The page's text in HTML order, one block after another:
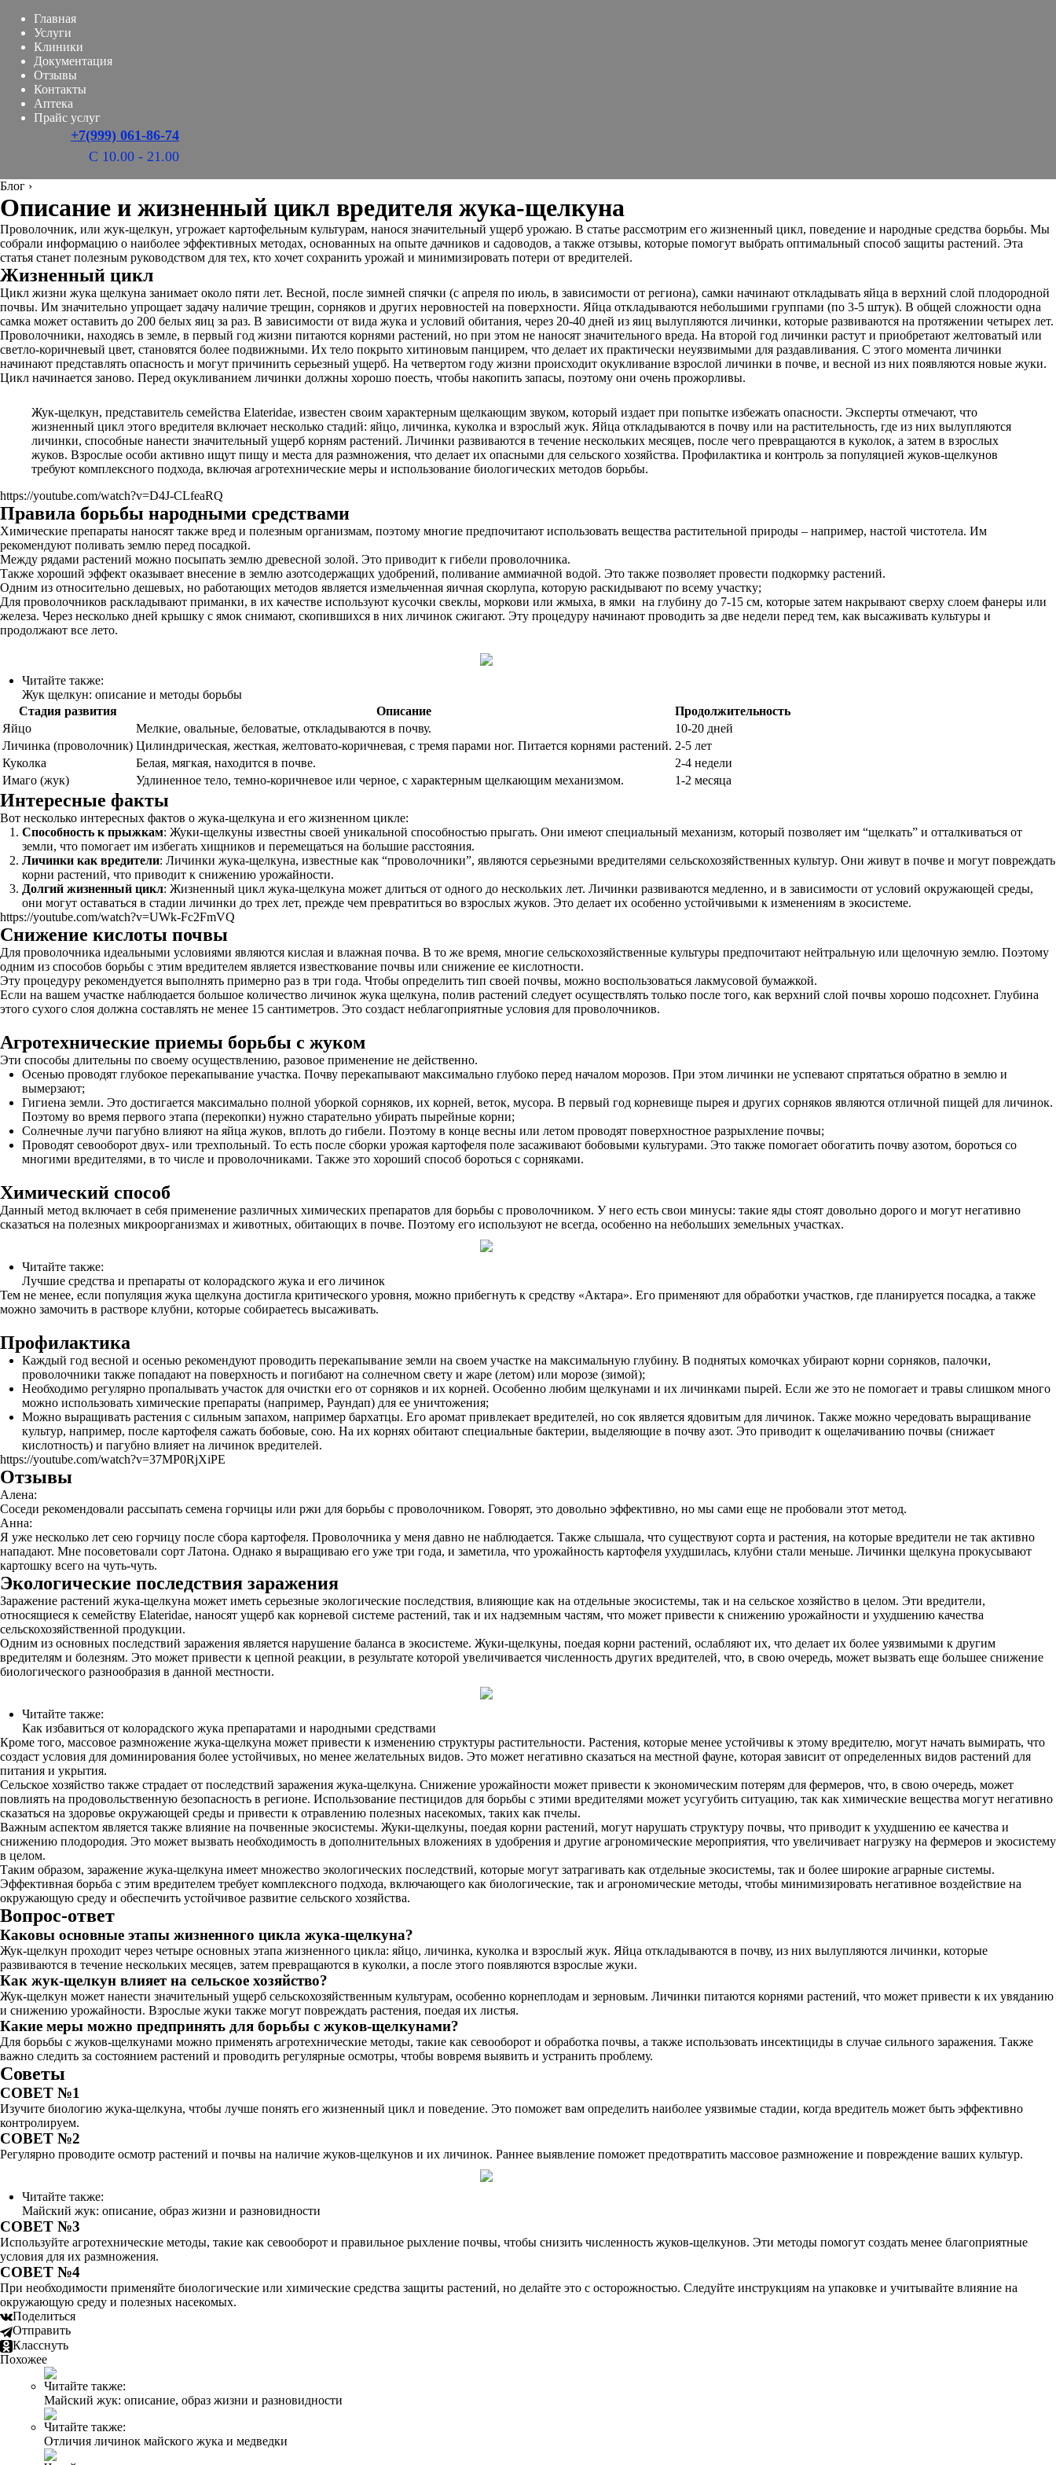
Главная
Услуги
Клиники
Документация
Отзывы
Контакты
Аптека
Прайс услуг
+7(999) 061-86-74
С 10.00 - 21.00
Блог ›
Описание и жизненный цикл вредителя жука-щелкуна
Проволочник, или жук-щелкун, угрожает картофельным культурам, нанося значительный ущерб урожаю. В статье рассмотрим его жизненный цикл, поведение и народные средства борьбы. Мы
собрали информацию о наиболее эффективных методах, основанных на опыте дачников и садоводов, а также отзывы, которые помогут выбрать оптимальный способ защиты растений. Эта
статья станет полезным руководством для тех, кто хочет сохранить урожай и минимизировать потери от вредителей.
Жизненный цикл
Цикл жизни жука щелкуна занимает около пяти лет. Весной, после зимней спячки (с апреля по июль, в зависимости от региона), самки начинают откладывать яйца в верхний слой плодородной
почвы. Им значительно упрощает задачу наличие трещин, сорняков и других неровностей на поверхности. Яйца откладываются небольшими группами (по 3-5 штук). В общей сложности одна
самка может оставить до 200 белых яиц за раз. В зависимости от вида жука и условий обитания, через 20-40 дней из яиц вылупляются личинки, которые развиваются на протяжении четырех лет.
Проволочники, находясь в земле, в первый год жизни питаются корнями растений, но при этом не наносят значительного вреда. На второй год личинки растут и приобретают желтоватый или
светло-коричневый цвет, становятся более подвижными. Их тело покрыто хитиновым панцирем, что делает их практически неуязвимыми для раздавливания. С этого момента личинки
начинают представлять опасность и могут причинить серьезный ущерб. На четвертом году жизни происходит окукливание взрослой личинки в почве, и весной из них появляются новые жуки.
Цикл начинается заново. Перед окукливанием личинки должны хорошо поесть, чтобы накопить запасы, поэтому они очень прожорливы.
Жук-щелкун, представитель семейства Elateridae, известен своим характерным щелкающим звуком, который издает при попытке избежать опасности. Эксперты отмечают, что
жизненный цикл этого вредителя включает несколько стадий: яйцо, личинка, куколка и взрослый жук. Яйца откладываются в почву или на растительность, где из них вылупляются
личинки, способные нанести значительный ущерб корням растений. Личинки развиваются в течение нескольких месяцев, после чего превращаются в куколок, а затем в взрослых
жуков. Взрослые особи активно ищут пищу и места для размножения, что делает их опасными для сельского хозяйства. Профилактика и контроль за популяцией жуков-щелкунов
требуют комплексного подхода, включая агротехнические меры и использование биологических методов борьбы.
https://youtube.com/watch?v=D4J-CLfeaRQ
Правила борьбы народными средствами
Химические препараты наносят также вред и полезным организмам, поэтому многие предпочитают использовать вещества растительной природы – например, настой чистотела. Им
рекомендуют поливать землю перед посадкой.
Между рядами растений можно посыпать землю древесной золой. Это приводит к гибели проволочника.
Также хороший эффект оказывает внесение в землю азотсодержащих удобрений, поливание аммиачной водой. Это также позволяет провести подкормку растений.
Одним из относительно дешевых, но работающих методов является измельченная яичная скорлупа, которую раскидывают по всему участку;
Для проволочников раскладывают приманки, в их качестве используют кусочки свеклы, моркови или жмыха, в ямки на глубину до 7-15 см, которые затем накрывают сверху слоем фанеры или
железа. Через несколько дней крышку с ямок снимают, скопившихся в них личинок сжигают. Эту процедуру начинают проводить за две недели перед тем, как высаживать культуры и
продолжают все лето.
Читайте также:
Жук щелкун: описание и методы борьбы
Стадия развития
Описание
Продолжительность
Яйцо
Мелкие, овальные, беловатые, откладываются в почву.
10-20 дней
Личинка (проволочник) Цилиндрическая, жесткая, желтовато-коричневая, с тремя парами ног. Питается корнями растений. 2-5 лет
Куколка
Белая, мягкая, находится в почве.
2-4 недели
Имаго (жук)
Удлиненное тело, темно-коричневое или черное, с характерным щелкающим механизмом. 1-2 месяца
Интересные факты
Вот несколько интересных фактов о жука-щелкуна и его жизненном цикле:
Способность к прыжкам: Жуки-щелкуны известны своей уникальной способностью прыгать. Они имеют специальный механизм, который позволяет им “щелкать” и отталкиваться от
земли, что помогает им избегать хищников и перемещаться на большие расстояния.
Личинки как вредители: Личинки жука-щелкуна, известные как “проволочники”, являются серьезными вредителями сельскохозяйственных культур. Они живут в почве и могут повреждать
корни растений, что приводит к снижению урожайности.
Долгий жизненный цикл: Жизненный цикл жука-щелкуна может длиться от одного до нескольких лет. Личинки развиваются медленно, и в зависимости от условий окружающей среды,
они могут оставаться в стадии личинки до трех лет, прежде чем превратиться во взрослых жуков. Это делает их особенно устойчивыми к изменениям в экосистеме.
https://youtube.com/watch?v=UWk-Fc2FmVQ
Снижение кислоты почвы
Для проволочника идеальными условиями являются кислая и влажная почва. В то же время, многие сельскохозяйственные культуры предпочитают нейтральную или щелочную землю. Поэтому
одним из способов борьбы с этим вредителем является известкование почвы или снижение ее кислотности.
Эту процедуру рекомендуется выполнять примерно раз в три года. Чтобы определить тип своей почвы, можно воспользоваться лакмусовой бумажкой.
Если на вашем участке наблюдается большое количество личинок жука щелкуна, полив растений следует осуществлять только после того, как верхний слой почвы хорошо подсохнет. Глубина
этого сухого слоя должна составлять не менее 15 сантиметров. Это создаст неблагоприятные условия для проволочников.
Агротехнические приемы борьбы с жуком
Эти способы длительны по своему осуществлению, разовое применение не действенно.
Осенью проводят глубокое перекапывание участка. Почву перекапывают максимально глубоко перед началом морозов. При этом личинки не успевают спрятаться обратно в землю и
вымерзают;
Гигиена земли. Это достигается максимально полной уборкой сорняков, их корней, веток, мусора. В первый год корневище пырея и других сорняков являются отличной пищей для личинок.
Поэтому во время первого этапа (перекопки) нужно старательно убирать пырейные корни;
Солнечные лучи пагубно влияют на яйца жуков, вплоть до гибели. Поэтому в конце весны или летом проводят поверхностное разрыхление почвы;
Проводят севооборот двух- или трехпольный. То есть после сборки урожая картофеля поле засаживают бобовыми культурами. Это также помогает обогатить почву азотом, бороться со
многими вредителями, в то числе и проволочниками. Также это хороший способ бороться с сорняками.
Химический способ
Данный метод включает в себя применение различных химических препаратов для борьбы с проволочником. У него есть свои минусы: такие яды стоят довольно дорого и могут негативно
сказаться на полезных микроорганизмах и животных, обитающих в почве. Поэтому его используют не всегда, особенно на небольших земельных участках.
Читайте также:
Лучшие средства и препараты от колорадского жука и его личинок
Тем не менее, если популяция жука щелкуна достигла критического уровня, можно прибегнуть к средству «Актара». Его применяют для обработки участков, где планируется посадка, а также
можно замочить в растворе клубни, которые собираетесь высаживать.
Профилактика
Каждый год весной и осенью рекомендуют проводить перекапывание земли на своем участке на максимальную глубину. В поднятых комочках убирают корни сорняков, палочки,
проволочники также попадают на поверхность и погибают на солнечном свету и жаре (летом) или морозе (зимой);
Необходимо регулярно пропалывать участок для очистки его от сорняков и их корней. Особенно любим щелкунами и их личинками пырей. Если же это не помогает и травы слишком много
можно использовать химические препараты (например, Раундап) для ее уничтожения;
Можно выращивать растения с сильным запахом, например бархатцы. Его аромат привлекает вредителей, но сок является ядовитым для личинок. Также можно чередовать выращивание
культур, например, после картофеля сажать бобовые, сою. На их корнях обитают специальные бактерии, выделяющие в почву азот. Это приводит к ощелачиванию почвы (снижает
кислотность) и пагубно влияет на личинок вредителей.
https://youtube.com/watch?v=37MP0RjXiPE
Отзывы
Алена:
Соседи рекомендовали рассыпать семена горчицы или ржи для борьбы с проволочником. Говорят, это довольно эффективно, но мы сами еще не пробовали этот метод.
Анна:
Я уже несколько лет сею горчицу после сбора картофеля. Проволочника у меня давно не наблюдается. Также слышала, что существуют сорта и растения, на которые вредители не так активно
нападают. Мне посоветовали сорт Латона. Однако я выращиваю его уже три года, и заметила, что урожайность картофеля ухудшилась, клубни стали меньше. Личинки щелкуна прокусывают
картошку всего на чуть-чуть.
Экологические последствия заражения
Заражение растений жука-щелкуна может иметь серьезные экологические последствия, влияющие как на отдельные экосистемы, так и на сельское хозяйство в целом. Эти вредители,
относящиеся к семейству Elateridae, наносят ущерб как корневой системе растений, так и их надземным частям, что может привести к снижению урожайности и ухудшению качества
сельскохозяйственной продукции.
Одним из основных последствий заражения является нарушение баланса в экосистеме. Жуки-щелкуны, поедая корни растений, ослабляют их, что делает их более уязвимыми к другим
вредителям и болезням. Это может привести к цепной реакции, в результате которой увеличивается численность других вредителей, что, в свою очередь, может вызвать еще большее снижение
биологического разнообразия в данной местности.
Читайте также:
Как избавиться от колорадского жука препаратами и народными средствами
Кроме того, массовое размножение жука-щелкуна может привести к изменению структуры растительности. Растения, которые менее устойчивы к этому вредителю, могут начать вымирать, что
создаст условия для доминирования более устойчивых, но менее желательных видов. Это может негативно сказаться на местной фауне, которая зависит от определенных видов растений для
питания и укрытия.
Сельское хозяйство также страдает от последствий заражения жука-щелкуна. Снижение урожайности может привести к экономическим потерям для фермеров, что, в свою очередь, может
повлиять на продовольственную безопасность в регионе. Использование пестицидов для борьбы с этими вредителями может усугубить ситуацию, так как химические вещества могут негативно
сказаться на здоровье окружающей среды и привести к отравлению полезных насекомых, таких как пчелы.
Важным аспектом является также влияние на почвенные экосистемы. Жуки-щелкуны, поедая корни растений, могут нарушать структуру почвы, что приводит к ухудшению ее качества и
снижению плодородия. Это может вызвать необходимость в дополнительных вложениях в удобрения и другие агрономические мероприятия, что увеличивает нагрузку на фермеров и экосистему
в целом.
Таким образом, заражение жука-щелкуна имеет множество экологических последствий, которые могут затрагивать как отдельные экосистемы, так и более широкие аграрные системы.
Эффективная борьба с этим вредителем требует комплексного подхода, включающего как биологические, так и агрономические методы, чтобы минимизировать негативное воздействие на
окружающую среду и обеспечить устойчивое развитие сельского хозяйства.
Вопрос-ответ
Каковы основные этапы жизненного цикла жука-щелкуна?
Жук-щелкун проходит через четыре основных этапа жизненного цикла: яйцо, личинка, куколка и взрослый жук. Яйца откладываются в почву, из них вылупляются личинки, которые
развиваются в течение нескольких месяцев, затем превращаются в куколки, а после этого появляются взрослые жуки.
Как жук-щелкун влияет на сельское хозяйство?
Жук-щелкун может нанести значительный ущерб сельскохозяйственным культурам, особенно корнеплодам и зерновым. Личинки питаются корнями растений, что может привести к их увяданию
и снижению урожайности. Взрослые жуки также могут повреждать растения, поедая их листья.
Какие меры можно предпринять для борьбы с жуков-щелкунами?
Для борьбы с жуков-щелкунами можно применять агротехнические методы, такие как севооборот и обработка почвы, а также использовать инсектициды в случае сильного заражения. Также
важно следить за состоянием растений и проводить регулярные осмотры, чтобы вовремя выявить и устранить проблему.
Советы
СОВЕТ №1
Изучите биологию жука-щелкуна, чтобы лучше понять его жизненный цикл и поведение. Это поможет вам определить наиболее уязвимые стадии, когда вредитель может быть эффективно
контролируем.
СОВЕТ №2
Регулярно проводите осмотр растений и почвы на наличие жуков-щелкунов и их личинок. Раннее выявление поможет предотвратить массовое размножение и повреждение ваших культур.
Читайте также:
Майский жук: описание, образ жизни и разновидности
СОВЕТ №3
Используйте агротехнические методы, такие как севооборот и правильное рыхление почвы, чтобы снизить численность жуков-щелкунов. Эти методы помогут создать менее благоприятные
условия для их размножения.
СОВЕТ №4
При необходимости применяйте биологические или химические средства защиты растений, но делайте это с осторожностью. Следуйте инструкциям на упаковке и учитывайте влияние на
окружающую среду и полезных насекомых.
Поделиться
Отправить
Класснуть
Похожее
Читайте также:
Майский жук: описание, образ жизни и разновидности
Читайте также:
Отличия личинок майского жука и медведки